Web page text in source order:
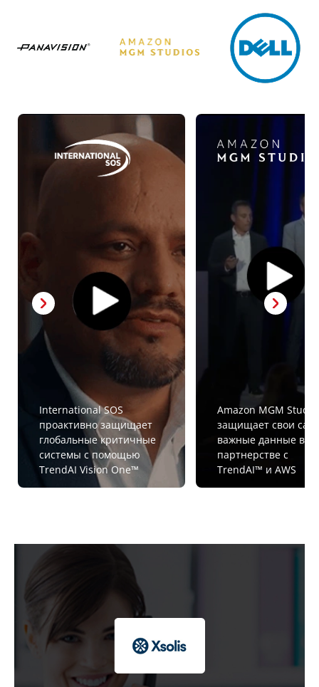
International SOS
проактивно защищает
глобальные критичные
системы с помощью
TrendAI Vision One™
Amazon MGM
защищает свои
важные данные в
партнерстве с
TrendAI™ и AWS